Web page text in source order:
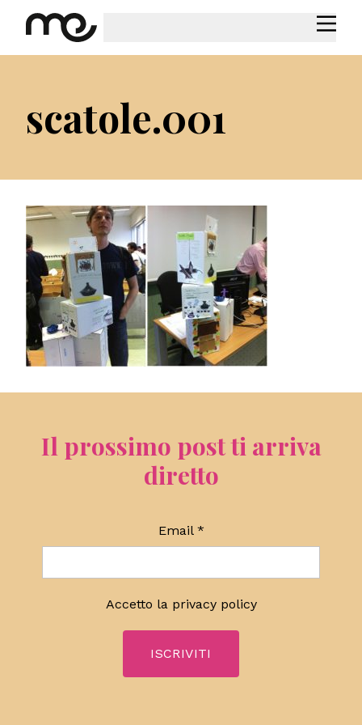
scatole.001
Il prossimo post ti arriva
diretto
Email *
Accetto la privacy policy